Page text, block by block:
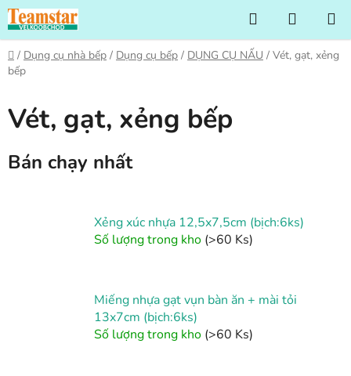
Chuyển
qua
phần
nội
dung
kiếm HÀNG
Trang
chủ
/ Dụng cụ nhà bếp / Dụng cụ bếp / DỤNG CỤ NẤU / Vét, gạt, xẻng
bếp
Vét, gạt, xẻng bếp
Bán chạy nhất
Xẻng xúc nhựa 12,5x7,5cm (bịch:6ks)
Số lượng trong kho (>60 Ks)
Miếng nhựa gạt vụn bàn ăn + mài tỏi
13x7cm (bịch:6ks)
Số lượng trong kho (>60 Ks)